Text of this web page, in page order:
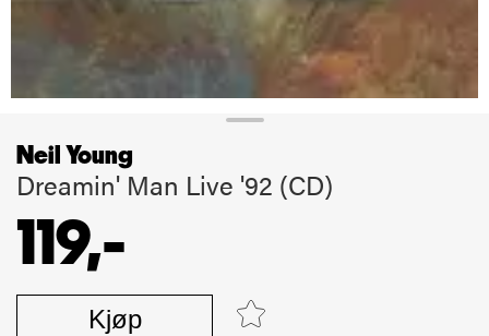
Neil Young
Dreamin' Man Live '92 (CD)
119,-
Kjøp